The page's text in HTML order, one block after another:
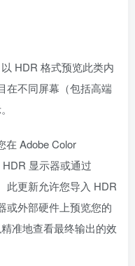
HDR 格式预览此类内
在不同屏幕（包括高端
在 Adobe Color
显示器或通过
此更新允许您导入 HDR
或外部硬件上预览您的
准地查看最终输出的效